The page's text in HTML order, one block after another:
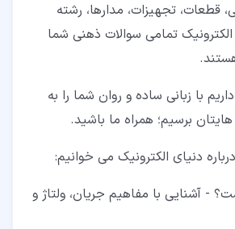
تجهیزات، مدارها، رشته
الکترونیک تمامی سوالات ذهنی شما
با زبانی ساده و روان شما را به
برسیم؛ همراه ما باشید.
دنیای الکترونیک می خوانیم:
- آشنایی با مفاهیم جریان، ولتاژ و